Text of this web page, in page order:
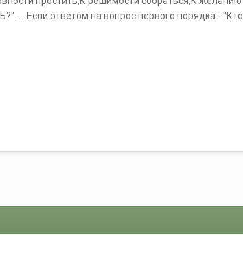
ответом на вопрос первого порядка - "Кто